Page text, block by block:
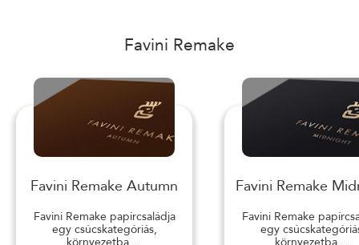
Favini Remake
Favini Remake Autumn
Favini Remake papírcsaládja
egy csúcskategóriás,
Favini Remake
Favini Remake
egy